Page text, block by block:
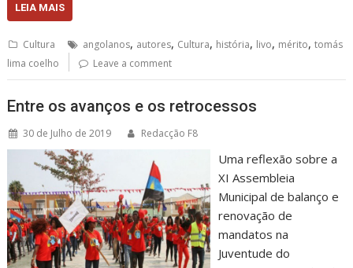
LEIA MAIS
Cultura angolanos, autores, Cultura, história, livo, mérito,tomás
lima coelho
Leave a comment
Entre os avanços e os retrocessos
30 de Julho de 2019 Redacção F8
Uma reflexão sobre a
XI Assembleia
Municipal de balanço e
renovação de
mandatos na
Juventude do